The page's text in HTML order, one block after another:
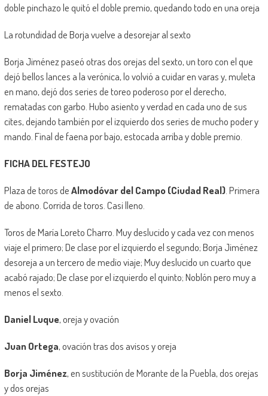
doble pinchazo le quitó el doble premio, quedando todo en una oreja
La rotundidad de Borja vuelve a desorejar al sexto
Borja Jiménez paseó otras dos orejas del sexto, un toro con el que
dejó bellos lances a la verónica, lo volvió a cuidar en varas y, muleta
en mano, dejó dos series de toreo poderoso por el derecho,
rematadas con garbo. Hubo asiento y verdad en cada uno de sus
cites, dejando también por el izquierdo dos series de mucho poder y
mando. Final de faena por bajo, estocada arriba y doble premio.
FICHA DEL FESTEJO
Plaza de toros deAlmodóvar del Campo (Ciudad Real). Primera
de abono. Corrida de toros. Casi lleno.
Toros de María Loreto Charro. Muy deslucido y cada vez con menos
viaje el primero; De clase por el izquierdo el segundo; Borja Jiménez
desoreja a un tercero de medio viaje; Muy deslucido un cuarto que
acabó rajado; De clase por el izquierdo el quinto; Noblón pero muy a
menos el sexto.
Daniel Luque, oreja y ovación
Juan Ortega, ovación tras dos avisos y oreja
Borja Jiménez, en sustitución de Morante de la Puebla, dos orejas
y dos orejas